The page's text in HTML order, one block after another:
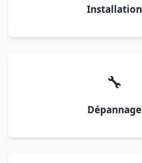
Installation
🔧
Dépannage